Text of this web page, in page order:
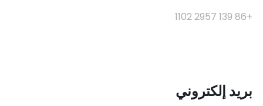
+86 139 2957 1102
بريد إلكتروني